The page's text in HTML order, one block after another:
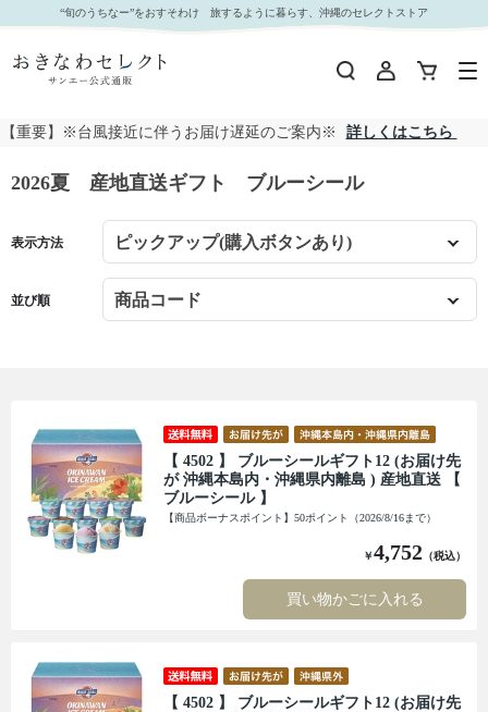
2026夏 産地直送ギフト ブルーシール｜おきなわセレクト サンエー公式通販
“旬のうちなー”をおすそわけ 旅するように暮らす、沖縄のセレクトストア
【重要】※台風接近に伴うお届け遅延のご案内※ 詳しくはこちら
2026夏 産地直送ギフト ブルーシール
表示方法
並び順
【 4502 】 ブルーシールギフト12 (お届け先
が 沖縄本島内・沖縄県内離島 ) 産地直送 【
ブルーシール 】
【商品ボーナスポイント】50ポイント（2026/8/16まで）
￥4,752 （税込）
買い物かごに入れる
【 4502 】 ブルーシールギフト12 (お届け先